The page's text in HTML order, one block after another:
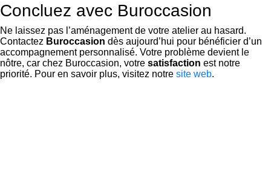
Concluez avec Buroccasion
Ne laissez pas l’aménagement de votre atelier au hasard.
Contactez Buroccasion dès aujourd’hui pour bénéficier d’un
accompagnement personnalisé. Votre problème devient le
nôtre, car chez Buroccasion, votre satisfaction est notre
priorité. Pour en savoir plus, visitez notre site web.